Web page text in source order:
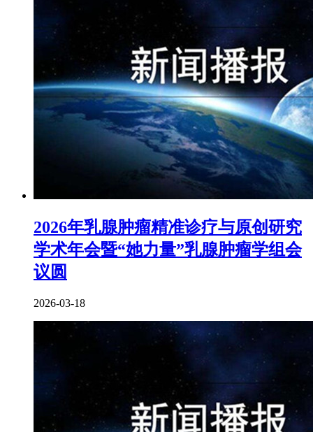
2026年乳腺肿瘤精准诊疗与原创研究
学术年会暨“她力量”乳腺肿瘤学组会
议圆
2026-03-18